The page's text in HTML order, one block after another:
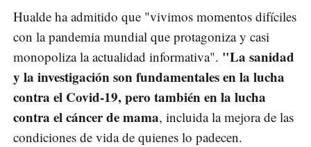
Hualde ha admitido que "vivimos momentos difíciles
con la pandemia mundial que protagoniza y casi
monopoliza la actualidad informativa". "La sanidad
y la investigación son fundamentales en la lucha
contra el Covid-19, pero también en la lucha
contra el cáncer de mama, incluida la mejora de las
condiciones de vida de quienes lo padecen.